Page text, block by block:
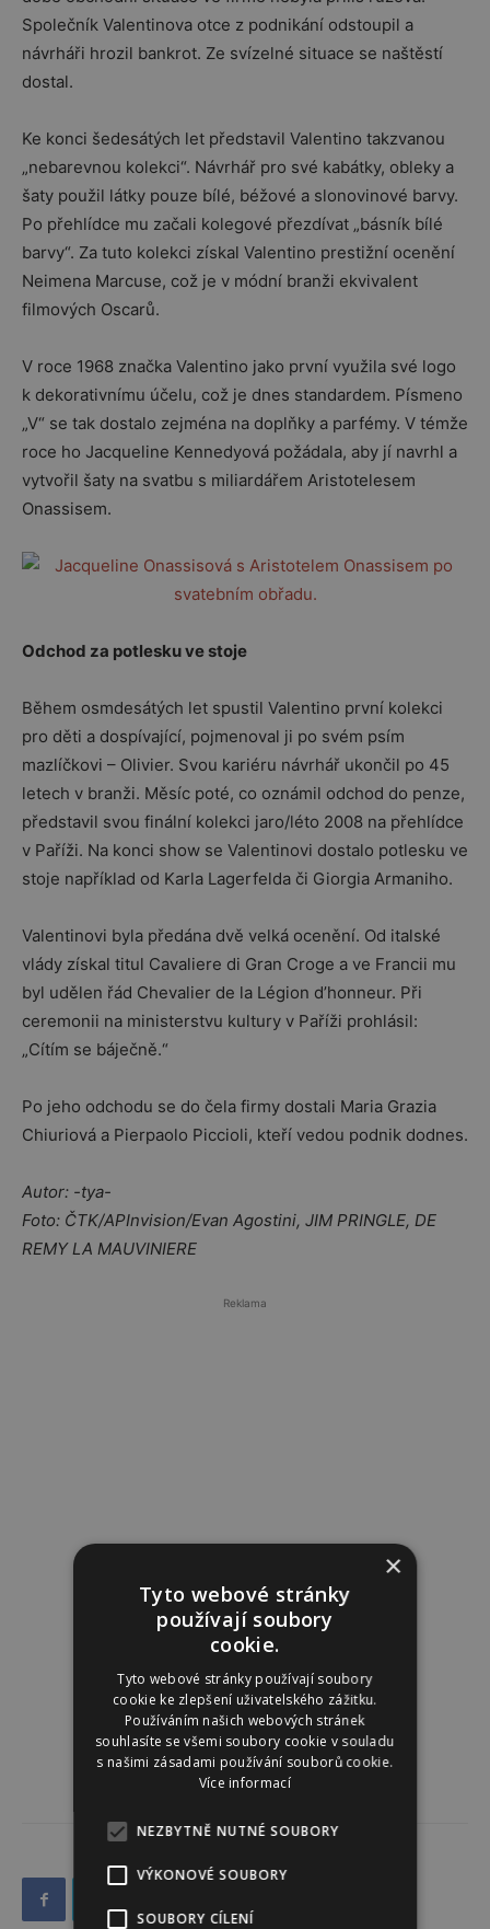
Společník Valentinova otce z podnikání odstoupil a
návrháři hrozil bankrot. Ze svízelné situace se naštěstí
dostal.
Ke konci šedesátých let představil Valentino takzvanou
„nebarevnou kolekci“. Návrhář pro své kabátky, obleky a
šaty použil látky pouze bílé, béžové a slonovinové barvy.
Po přehlídce mu začali kolegové přezdívat „básník bílé
barvy“. Za tuto kolekci získal Valentino prestižní ocenění
Neimena Marcuse, což je v módní branži ekvivalent
filmových Oscarů.
V roce 1968 značka Valentino jako první využila své logo
k dekorativnímu účelu, což je dnes standardem. Písmeno
„V“ se tak dostalo zejména na doplňky a parfémy. V témže
roce ho Jacqueline Kennedyová požádala, aby jí navrhl a
vytvořil šaty na svatbu s miliardářem Aristotelesem
Onassisem.
Odchod za potlesku ve stoje
Během osmdesátých let spustil Valentino první kolekci
pro děti a dospívající, pojmenoval ji po svém psím
mazlíčkovi – Olivier. Svou kariéru návrhář ukončil po 45
letech v branži. Měsíc poté, co oznámil odchod do penze,
představil svou finální kolekci jaro/léto 2008 na přehlídce
v Paříži. Na konci show se Valentinovi dostalo potlesku ve
stoje například od Karla Lagerfelda či Giorgia Armaniho.
Valentinovi byla předána dvě velká ocenění. Od italské
vlády získal titul Cavaliere di Gran Croge a ve Francii mu
byl udělen řád Chevalier de la Légion d’honneur. Při
ceremonii na ministerstvu kultury v Paříži prohlásil:
„Cítím se báječně.“
Po jeho odchodu se do čela firmy dostali Maria Grazia
Chiuriová a Pierpaolo Piccioli, kteří vedou podnik dodnes.
Autor: -tya-
Foto: ČTK/APInvision/Evan Agostini, JIM PRINGLE, DE
REMY LA MAUVINIERE
Reklama
×
Tyto webové stránky
používají soubory
cookie.
Tyto webové stránky používají soubory
cookie ke zlepšení uživatelského zážitku.
Používáním našich webových stránek
souhlasíte se všemi soubory cookie v souladu
s našimi zásadami používání souborů cookie.
Více informací
NEZBYTNĚ NUTNÉ SOUBORY
VÝKONOVÉ SOUBORY
SOUBORY CÍLENÍ